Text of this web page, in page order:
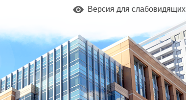
Версия для слабовидящих